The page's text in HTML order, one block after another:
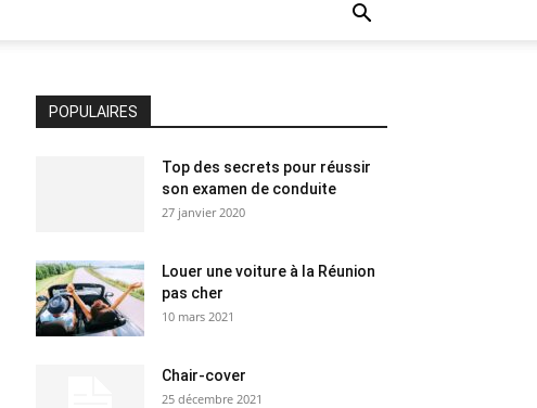
POPULAIRES
Top des secrets pour réussir
son examen de conduite
27 janvier 2020
Louer une voiture à la Réunion
pas cher
10 mars 2021
Chair-cover
25 décembre 2021